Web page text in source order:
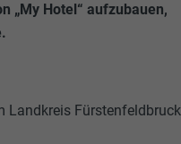
„My Hotel“ aufzubauen,
Landkreis Fürstenfeldbruck